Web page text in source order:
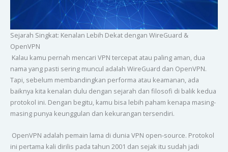
Sejarah Singkat: Kenalan Lebih Dekat dengan WireGuard &
OpenVPN
Kalau kamu pernah mencari VPN tercepat atau paling aman, dua
nama yang pasti sering muncul adalah WireGuard dan OpenVPN.
Tapi, sebelum membandingkan performa atau keamanan, ada
baiknya kita kenalan dulu dengan sejarah dan filosofi di balik kedua
protokol ini. Dengan begitu, kamu bisa lebih paham kenapa masing-
masing punya keunggulan dan kekurangan tersendiri.
OpenVPN adalah pemain lama di dunia VPN open-source. Protokol
ini pertama kali dirilis pada tahun 2001 dan sejak itu sudah jadi